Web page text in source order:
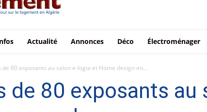
Actualité Annonces Déco Électroménager
de 80 exposants au salon e-logia et Home design en...
de 80 exposants